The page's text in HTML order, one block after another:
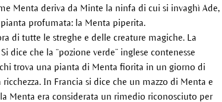
Menta deriva da Minte la ninfa di cui si invaghì Ade,
profumata: la Menta piperita.
di tutte le streghe e delle creature magiche. La
dice che la “pozione verde” inglese contenesse
trova una pianta di Menta fiorita in un giorno di
In Francia si dice che un mazzo di Menta e
Menta era considerata un rimedio riconosciuto per